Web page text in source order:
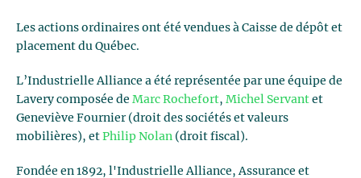
Les actions ordinaires ont été vendues à Caisse de dépôt et
placement du Québec.
L’Industrielle Alliance a été représentée par une équipe de
Lavery composée de Marc Rochefort, Michel Servant et
Geneviève Fournier (droit des sociétés et valeurs
mobilières), et Philip Nolan (droit fiscal).
Fondée en 1892, l'Industrielle Alliance, Assurance et